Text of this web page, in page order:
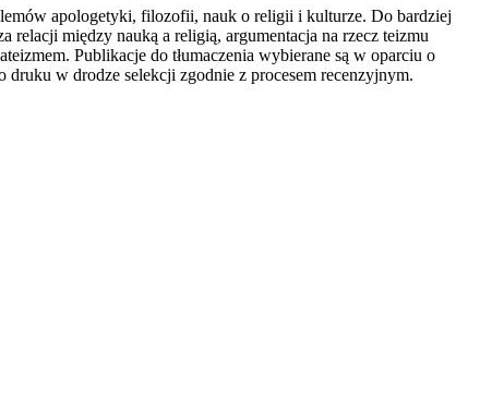
apologetyki, filozofii, nauk o religii i kulturze. Do bardziej
między nauką a religią, argumentacja na rzecz teizmu
Publikacje do tłumaczenia wybierane są w oparciu o
w drodze selekcji zgodnie z procesem recenzyjnym.